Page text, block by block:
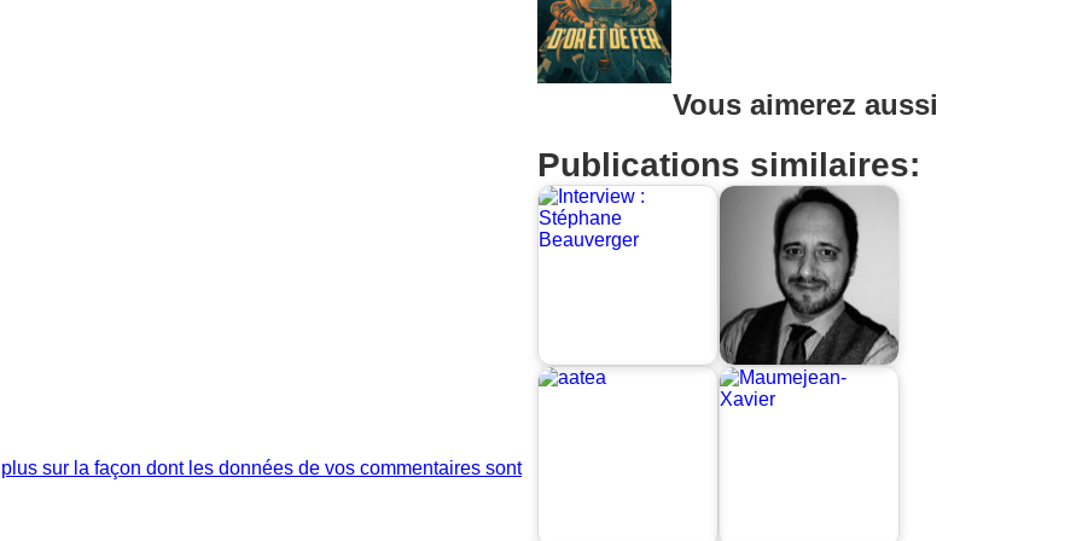
sur la façon dont les données de vos commentaires sont
Vous aimerez aussi
Publications similaires: